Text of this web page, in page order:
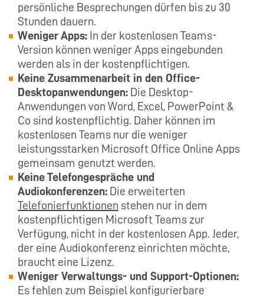
persönliche Besprechungen dürfen bis zu 30
Stunden dauern.
Weniger Apps: In der kostenlosen Teams-
Version können weniger Apps eingebunden
werden als in der kostenpflichtigen.
Keine Zusammenarbeit in den Office-
Desktopanwendungen: Die Desktop-
Anwendungen von Word, Excel, PowerPoint &
Co sind kostenpflichtig. Daher können im
kostenlosen Teams nur die weniger
leistungsstarken Microsoft Office Online Apps
gemeinsam genutzt werden.
Keine Telefongespräche und
Audiokonferenzen: Die erweiterten
Telefonierfunktionen stehen nur in dem
kostenpflichtigen Microsoft Teams zur
Verfügung, nicht in der kostenlosen App. Jeder,
der eine Audiokonferenz einrichten möchte,
braucht eine Lizenz.
Weniger Verwaltungs- und Support-Optionen:
Es fehlen zum Beispiel konfigurierbare